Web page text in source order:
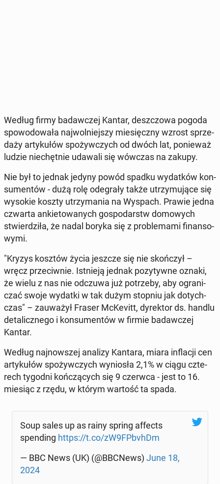
Według firmy ba­daw­czej Kantar, desz­czo­wa pogoda
spo­wo­do­wa­ła naj­wol­niej­szy mie­sięcz­ny wzrost sprze­
da­ży ar­ty­ku­łów spo­żyw­czych od dwóch lat, po­nie­waż
ludzie nie­chęt­nie udawali się wówczas na zakupy.
Nie był to jednak jedyny powód spadku wy­dat­ków kon­
su­men­tów - dużą rolę ode­gra­ły także utrzy­mu­ją­ce się
wysokie koszty utrzy­ma­nia na Wyspach. Prawie jedna
czwarta an­kie­to­wa­nych go­spo­darstw do­mo­wych
stwier­dzi­ła, że ​​nadal boryka się z pro­ble­ma­mi fi­nan­so­
wy­mi.
"Kryzys kosztów życia jeszcze się nie skoń­czył –
wręcz prze­ciw­nie. Ist­nie­ją jednak po­zy­tyw­ne oznaki,
że wielu z nas nie odczuwa już po­trze­by, aby ogra­ni­
czać swoje wydatki w tak dużym stopniu jak do­tych­
czas" – za­uwa­żył Fraser McKe­vitt, dy­rek­tor ds. handlu
de­ta­licz­ne­go i kon­su­men­tów w firmie ba­daw­czej
Kantar.
Według naj­now­szej analizy Kantara, miara in­fla­cji cen
ar­ty­ku­łów spo­żyw­czych wy­nio­sła 2,1% w ciągu czte­
rech tygodni koń­czą­cych się 9 czerwca - ​​jest to 16.
miesiąc z rzędu, w którym wartość ta spada.
Soup sales up as rainy spring affects
spen­ding https://t.co/zW9FPbvhDm
— BBC News (UK) (@BBCNews) June 18,
2024